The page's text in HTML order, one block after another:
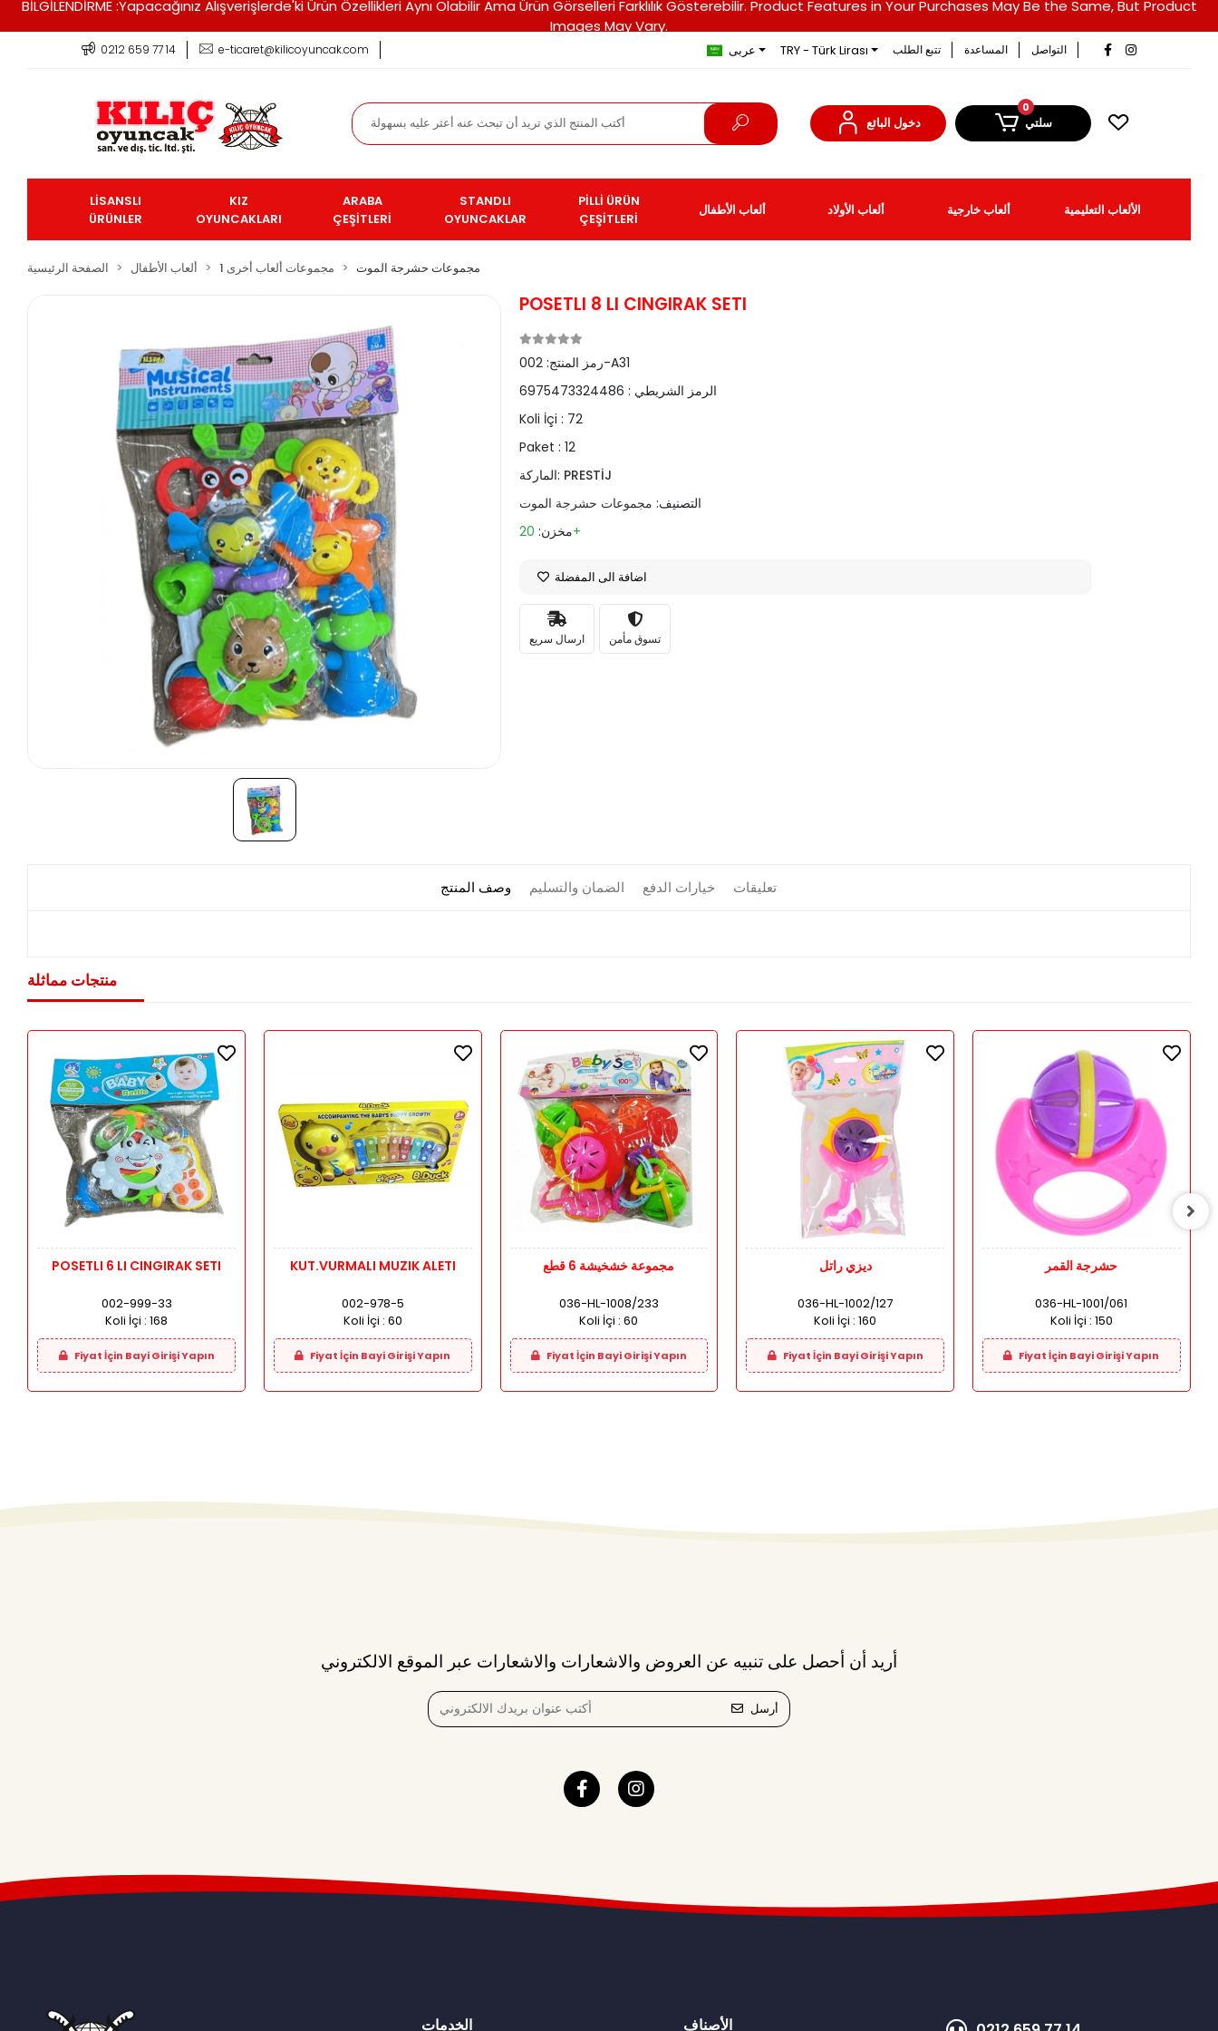
BİLGİLENDİRME :Yapacağınız Alışverişlerde'ki Ürün Özellikleri Aynı Olabilir Ama Ürün Görselleri Farklılık Gösterebilir. Product Features in Your Purchases May Be the Same, But Product
Images May Vary.
0212 659 77 14 e-ticaret@kilicoyuncak.com عربى TRY - Türk Lirası تتبع الطلب المساعدة التواصل
دخول البائع
0
سلتي
LİSANSLI
ÜRÜNLER
KIZ
OYUNCAKLARI
ARABA
ÇEŞİTLERİ
STANDLI
OYUNCAKLAR
PİLLİ ÜRÜN
ÇEŞİTLERİ
ألعاب الأطفال ألعاب الأولاد ألعاب خارجية الألعاب التعليمية
الصفحة الرئيسية ألعاب الأطفال مجموعات ألعاب أخرى 1 مجموعات حشرجة الموت
POSETLI 8 LI CINGIRAK SETI
رمز المنتج:002-A31
الرمز الشريطي : 6975473324486
Koli İçi : 72
Paket :12
الماركة: PRESTİJ
التصنيف: مجموعات حشرجة الموت
مخزن:20+
اضافة الى المفضلة
ارسال سريع تسوق مأمن
وصف المنتج الضمان والتسليم خيارات الدفع تعليقات
منتجات مماثلة
POSETLI 6 LI CINGIRAK SETI
002-999-33
Koli İçi :168
Fiyat İçin Bayi Girişi Yapın
KUT.VURMALI MUZIK ALETI
002-978-5
Koli İçi : 60
Fiyat İçin Bayi Girişi Yapın
مجموعة خشخيشة 6 قطع
036-HL-1008/233
Koli İçi :60
Fiyat İçin Bayi Girişi Yapın
ديزي راتل
036-HL-1002/127
Koli İçi :160
Fiyat İçin Bayi Girişi Yapın
حشرجة القمر
036-HL-1001/061
Koli İçi : 150
Fiyat İçin Bayi Girişi Yapın
أريد أن أحصل على تنبيه عن العروض والاشعارات والاشعارات عبر الموقع الالكتروني
أرسل
الخدمات الأصناف